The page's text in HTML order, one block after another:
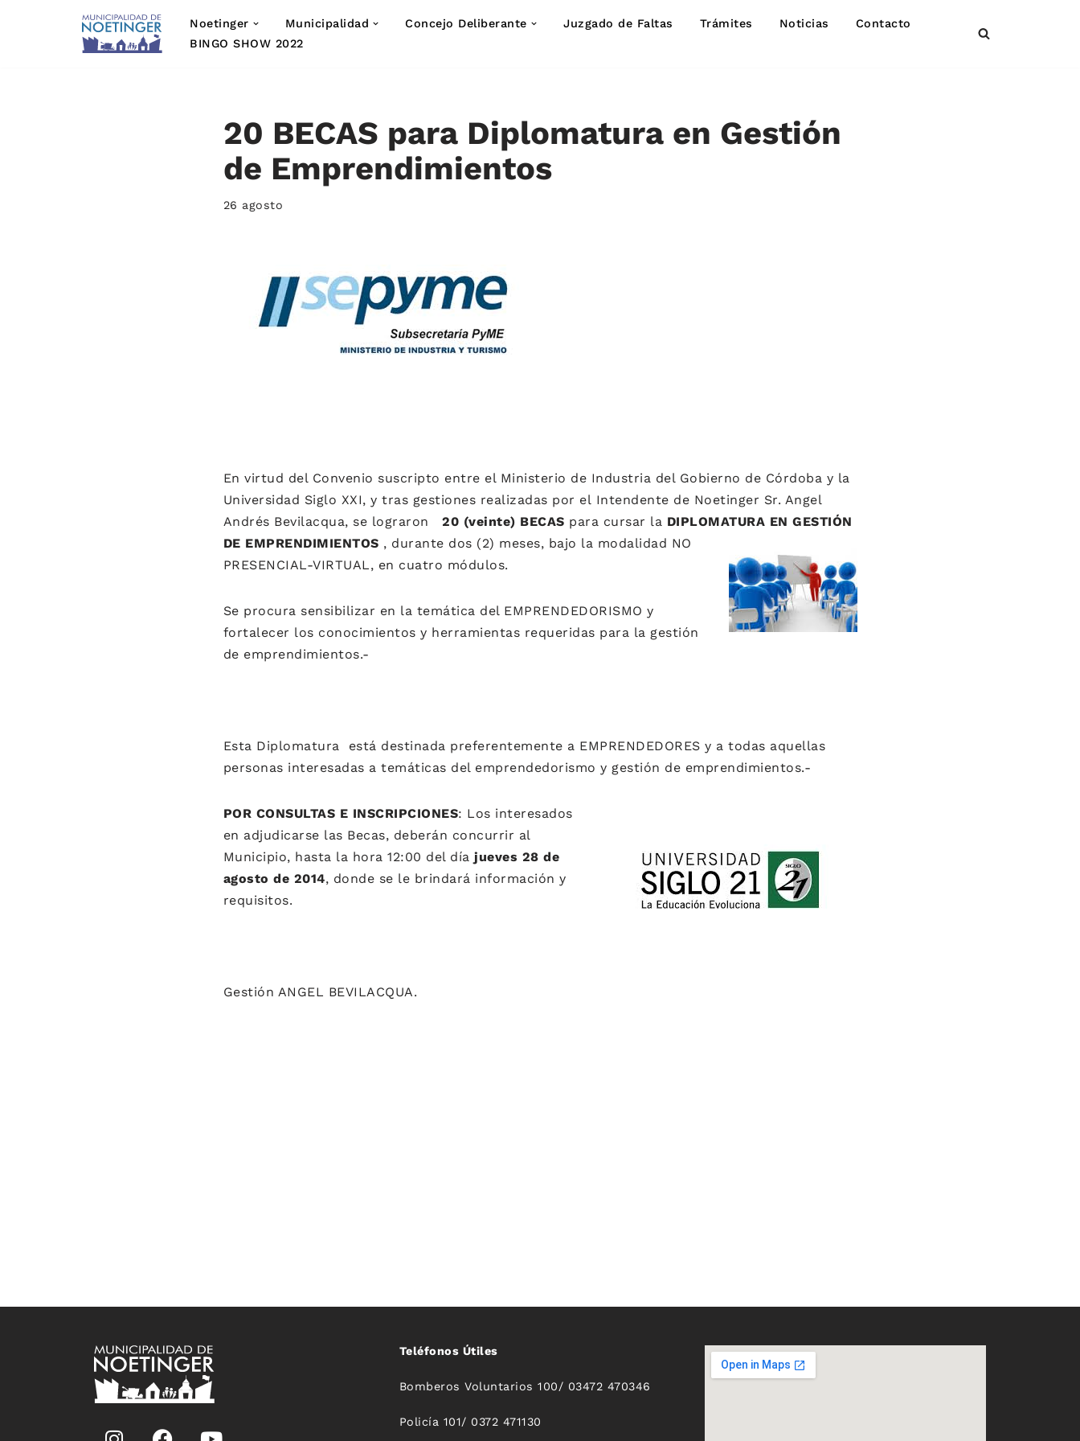
Noetinger Municipalidad Concejo Deliberante Juzgado de Faltas Trámites Noticias
Contacto
BINGO SHOW 2022
20 BECAS para Diplomatura en Gestión
de Emprendimientos
26 agosto
En virtud del Convenio suscripto entre el Ministerio de Industria del Gobierno de Córdoba y la
Universidad Siglo XXI, y tras gestiones realizadas por el Intendente de Noetinger Sr. Angel
Andrés Bevilacqua, se lograron 20 (veinte) BECAS para cursar la DIPLOMATURA EN GESTIÓN
DE EMPRENDIMIENTOS , durante dos (2) meses, bajo la modalidad NO
PRESENCIAL-VIRTUAL, en cuatro módulos.
Se procura sensibilizar en la temática del EMPRENDEDORISMO y
fortalecer los conocimientos y herramientas requeridas para la gestión
de emprendimientos.-
Esta Diplomatura está destinada preferentemente a EMPRENDEDORES y a todas aquellas
personas interesadas a temáticas del emprendedorismo y gestión de emprendimientos.-
POR CONSULTAS E INSCRIPCIONES: Los interesados
en adjudicarse las Becas, deberán concurrir al
Municipio, hasta la hora 12:00 del día jueves 28 de
agosto de 2014, donde se le brindará información y
requisitos.
Gestión ANGEL BEVILACQUA.
Teléfonos Útiles
Bomberos Voluntarios 100/ 03472 470346
Policía 101/ 0372 471130